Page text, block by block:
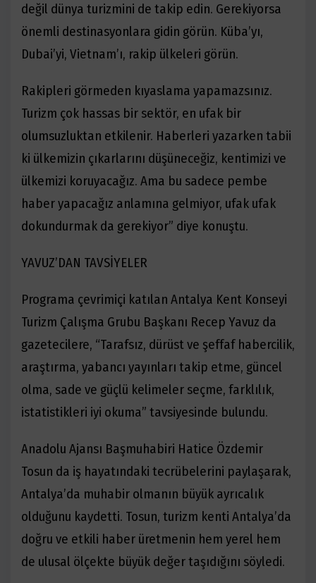
değil dünya turizmini de takip edin. Gerekiyorsa
önemli destinasyonlara gidin görün. Küba’yı,
Dubai’yi, Vietnam’ı, rakip ülkeleri görün.
Rakipleri görmeden kıyaslama yapamazsınız.
Turizm çok hassas bir sektör, en ufak bir
olumsuzluktan etkilenir. Haberleri yazarken tabii
ki ülkemizin çıkarlarını düşüneceğiz, kentimizi ve
ülkemizi koruyacağız. Ama bu sadece pembe
haber yapacağız anlamına gelmiyor, ufak ufak
dokundurmak da gerekiyor” diye konuştu.
YAVUZ’DAN TAVSİYELER
Programa çevrimiçi katılan Antalya Kent Konseyi
Turizm Çalışma Grubu Başkanı Recep Yavuz da
gazetecilere, “Tarafsız, dürüst ve şeffaf habercilik,
araştırma, yabancı yayınları takip etme, güncel
olma, sade ve güçlü kelimeler seçme, farklılık,
istatistikleri iyi okuma” tavsiyesinde bulundu.
Anadolu Ajansı Başmuhabiri Hatice Özdemir
Tosun da iş hayatındaki tecrübelerini paylaşarak,
Antalya’da muhabir olmanın büyük ayrıcalık
olduğunu kaydetti. Tosun, turizm kenti Antalya’da
doğru ve etkili haber üretmenin hem yerel hem
de ulusal ölçekte büyük değer taşıdığını söyledi.